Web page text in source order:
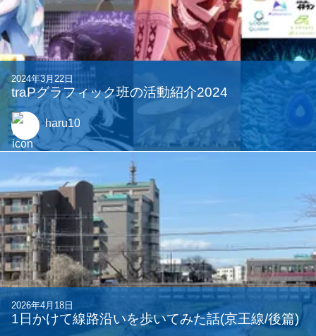
2024年3月22日
traPグラフィック班の活動紹介2024
haru10
2026年4月18日
1日かけて線路沿いを歩いてみた話(京王線/後篇)